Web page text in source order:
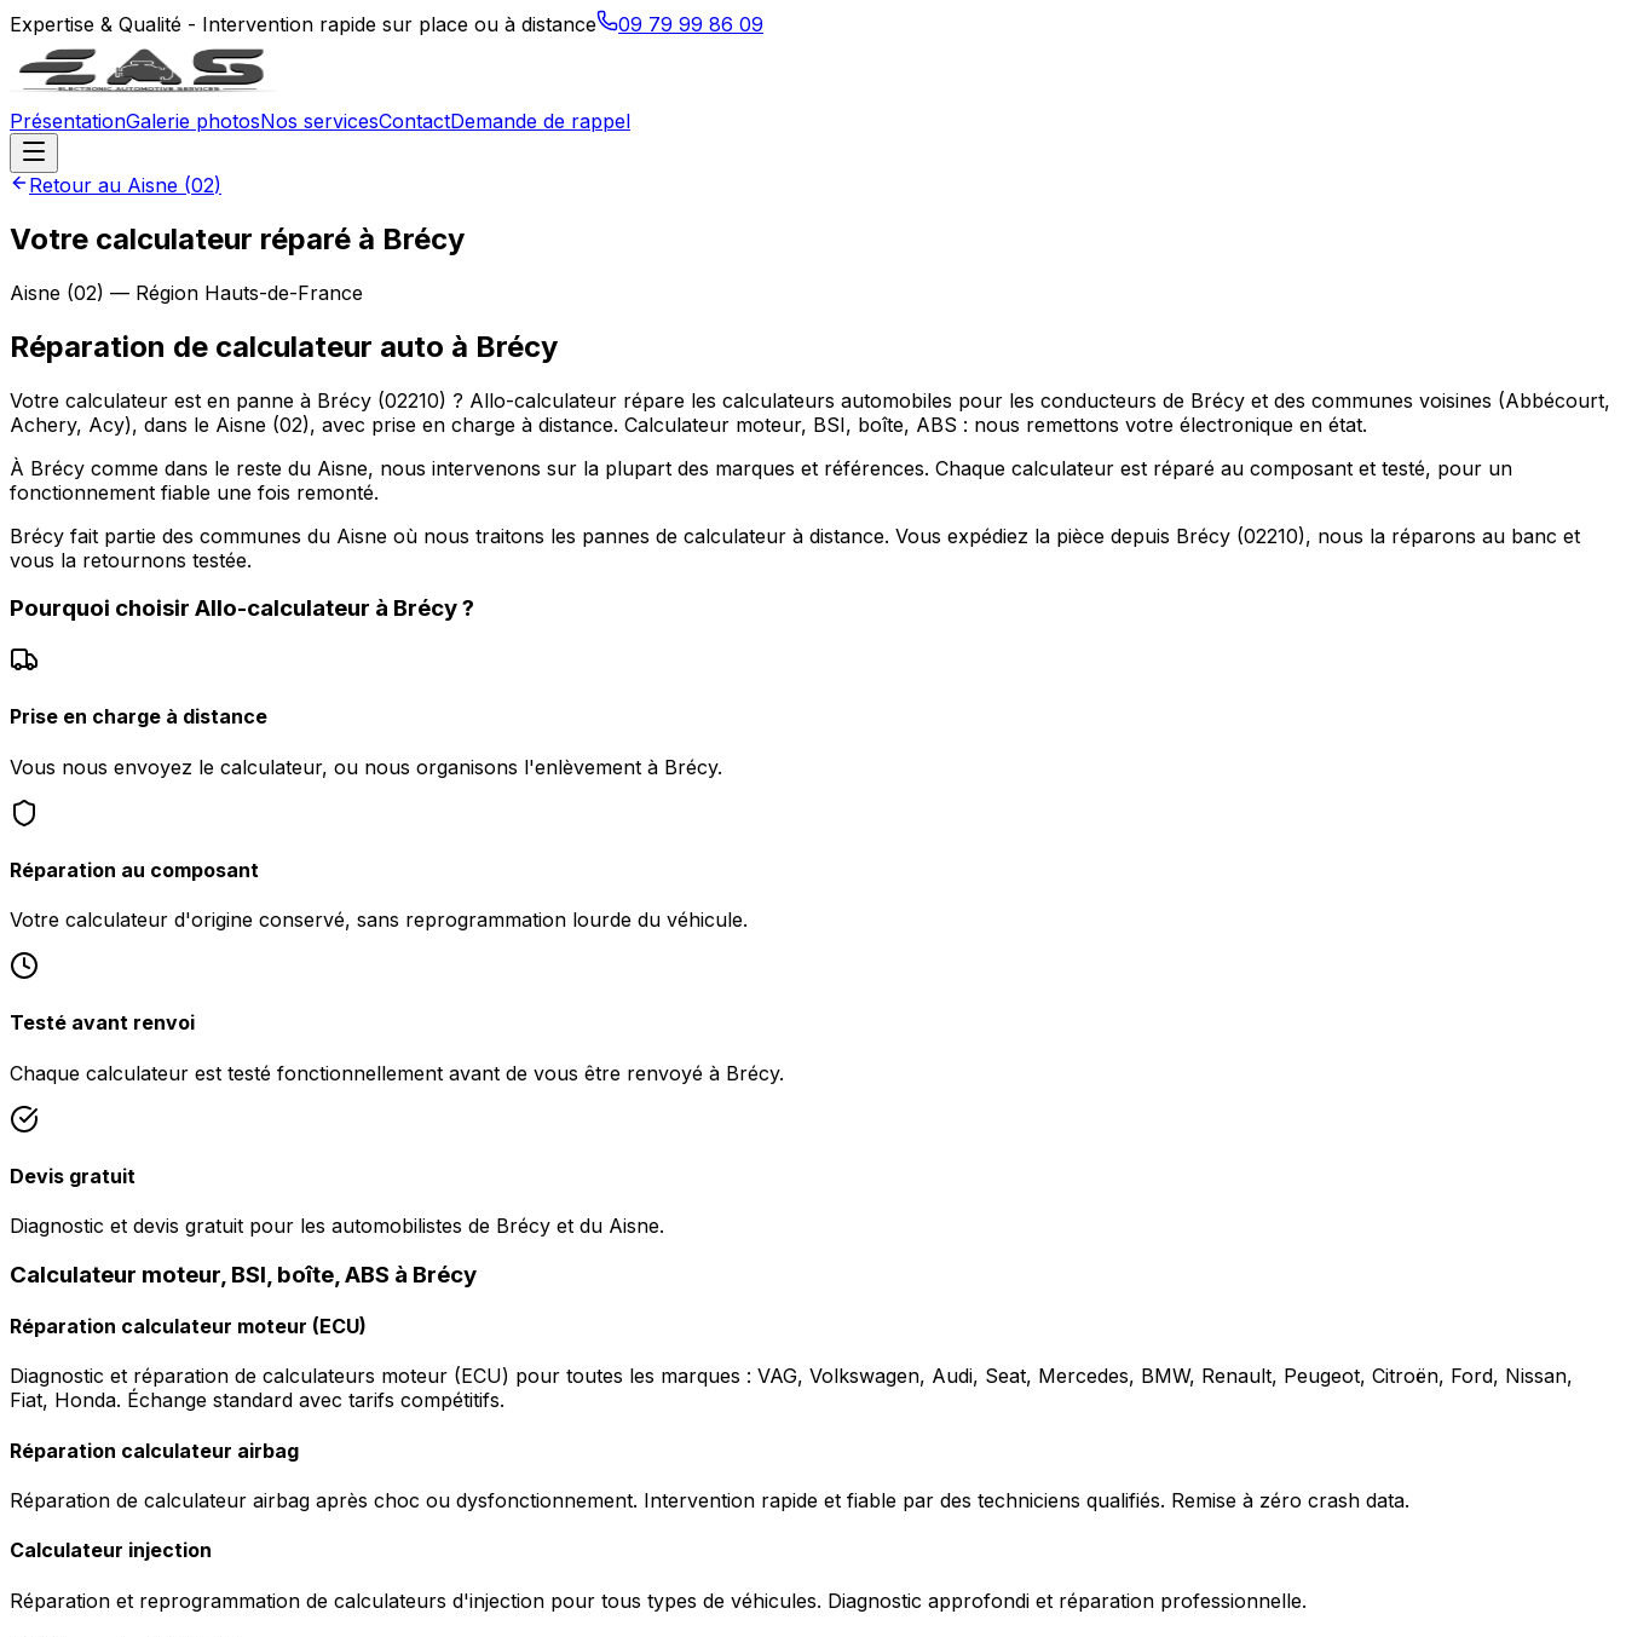
Expertise & Qualité - Intervention rapide sur place ou à distance 09 79 99 86 09
PrésentationGalerie photosNos servicesContactDemande de rappel
Retour au Aisne (02)
Votre calculateur réparé à Brécy
Aisne (02) — Région Hauts-de-France
Réparation de calculateur auto à Brécy
Votre calculateur est en panne à Brécy (02210) ? Allo-calculateur répare les calculateurs automobiles pour les conducteurs de Brécy et des communes voisines (Abbécourt,
Achery, Acy), dans le Aisne (02), avec prise en charge à distance. Calculateur moteur, BSI, boîte, ABS : nous remettons votre électronique en état.
À Brécy comme dans le reste du Aisne, nous intervenons sur la plupart des marques et références. Chaque calculateur est réparé au composant et testé, pour un
fonctionnement fiable une fois remonté.
Brécy fait partie des communes du Aisne où nous traitons les pannes de calculateur à distance. Vous expédiez la pièce depuis Brécy (02210), nous la réparons au banc et
vous la retournons testée.
Pourquoi choisir Allo-calculateur à Brécy?
Prise en charge à distance
Vous nous envoyez le calculateur, ou nous organisons l'enlèvement à Brécy.
Réparation au composant
Votre calculateur d'origine conservé, sans reprogrammation lourde du véhicule.
Testé avant renvoi
Chaque calculateur est testé fonctionnellement avant de vous être renvoyé à Brécy.
Devis gratuit
Diagnostic et devis gratuit pour les automobilistes de Brécy et du Aisne.
Calculateur moteur, BSI, boîte, ABS à Brécy
Réparation calculateur moteur (ECU)
Diagnostic et réparation de calculateurs moteur (ECU) pour toutes les marques : VAG, Volkswagen, Audi, Seat, Mercedes, BMW, Renault, Peugeot, Citroën, Ford, Nissan,
Fiat, Honda. Échange standard avec tarifs compétitifs.
Réparation calculateur airbag
Réparation de calculateur airbag après choc ou dysfonctionnement. Intervention rapide et fiable par des techniciens qualifiés. Remise à zéro crash data.
Calculateur injection
Réparation et reprogrammation de calculateurs d'injection pour tous types de véhicules. Diagnostic approfondi et réparation professionnelle.